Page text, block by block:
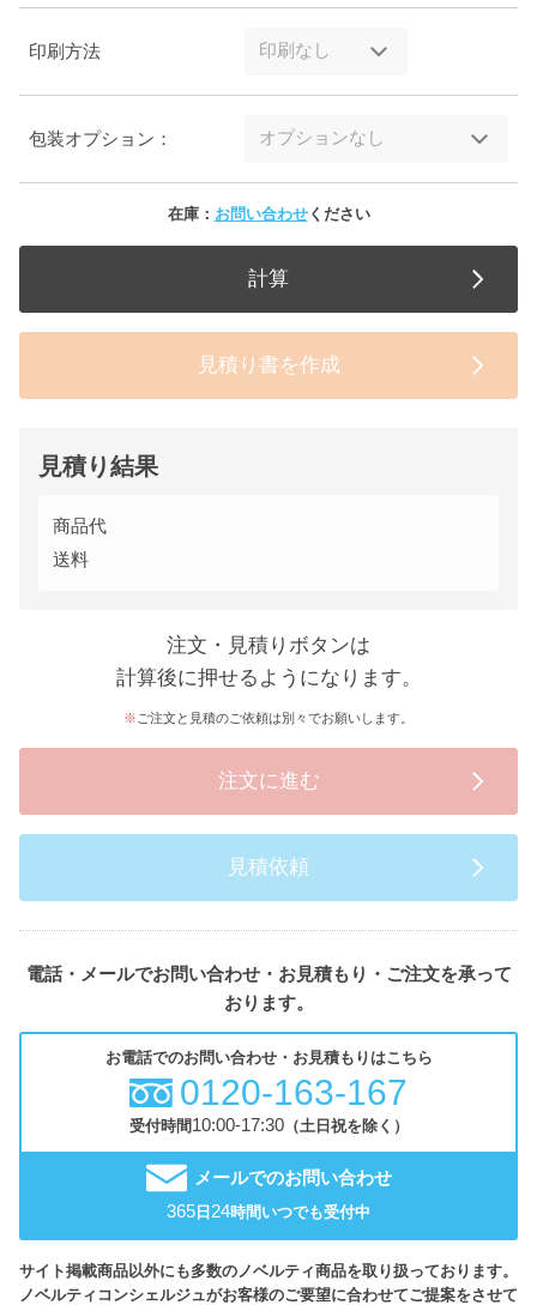
印刷方法
包装オプション：
在庫： お問い合わせください
計算
見積り書を作成
見積り結果
商品代
送料
注文・見積りボタンは
計算後に押せるようになります。
ご注文と見積のご依頼は別々でお願いします。
注文に進む
見積依頼
電話・メールでお問い合わせ・お見積もり・ご注文を承って
おります。
お電話でのお問い合わせ・お見積もりはこちら
0120-163-167
受付時間10:00-17:30（土日祝を除く）
メールでのお問い合わせ
365日24時間いつでも受付中
サイト掲載商品以外にも多数のノベルティ商品を取り扱っております。
ノベルティコンシェルジュがお客様のご要望に合わせてご提案をさせて